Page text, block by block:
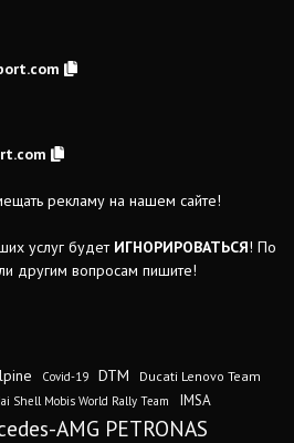
рекламу на нашем сайте!
услуг будет ИГНОРИРОВАТЬСЯ! По
другим вопросам пишите!
Covid-19 DTM Ducati Lenovo Team
Shell Mobis World Rally Team IMSA
AMG PETRONAS